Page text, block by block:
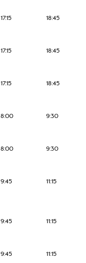
17:15 18:45
17:15 18:45
17:15 18:45
8:00 9:30
8:00 9:30
9:45 11:15
9:45 11:15
9:45 11:15